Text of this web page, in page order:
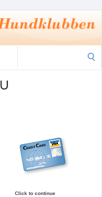
Click to continue